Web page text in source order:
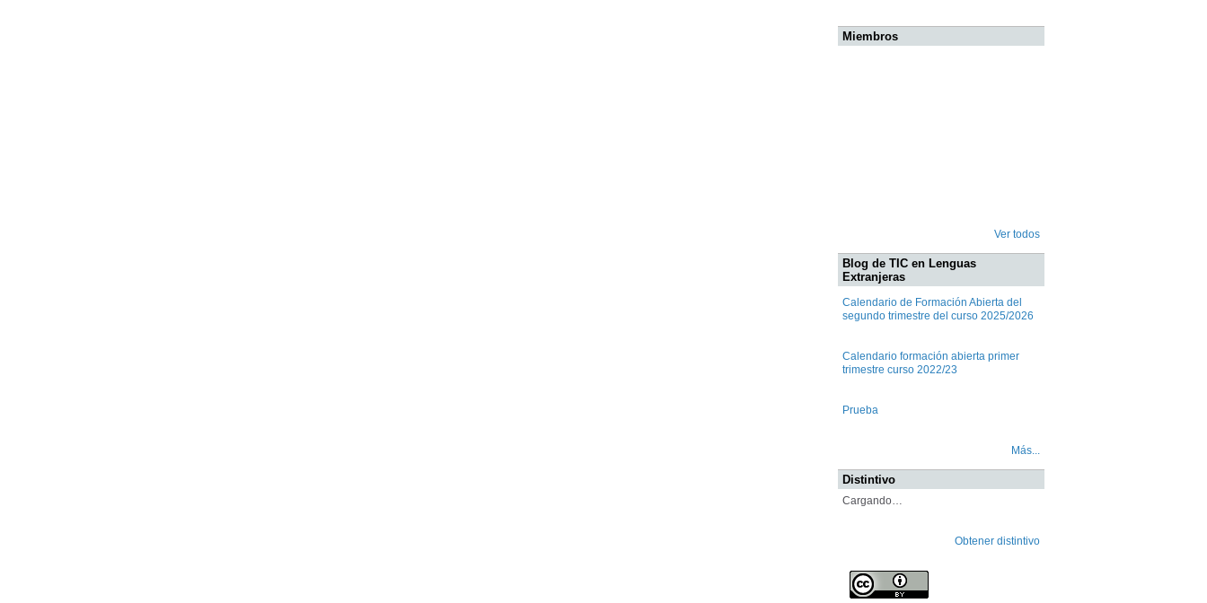
Miembros
Ver todos
Blog de TIC en Lenguas
Extranjeras
Calendario de Formación Abierta del
segundo trimestre del curso 2025/2026
Calendario formación abierta primer
trimestre curso 2022/23
Prueba
Más...
Distintivo
Cargando…
Obtener distintivo